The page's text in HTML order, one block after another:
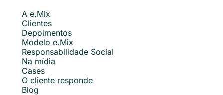
A e.Mix
Clientes
Depoimentos
Modelo e.Mix
Responsabilidade Social
Na mídia
Cases
O cliente responde
Blog